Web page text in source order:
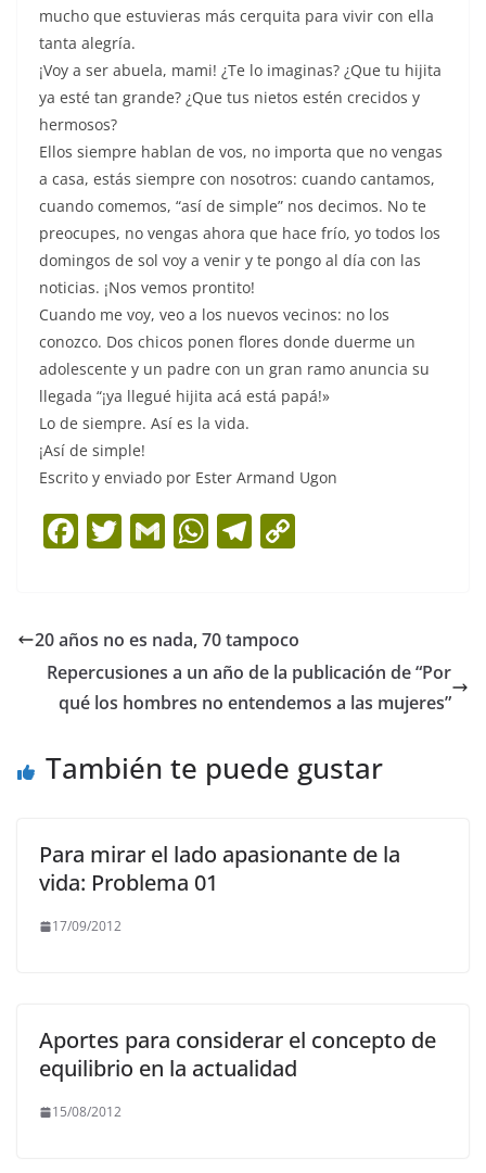
mucho que estuvieras más cerquita para vivir con ella
tanta alegría.
¡Voy a ser abuela, mami! ¿Te lo imaginas? ¿Que tu hijita
ya esté tan grande? ¿Que tus nietos estén crecidos y
hermosos?
Ellos siempre hablan de vos, no importa que no vengas
a casa, estás siempre con nosotros: cuando cantamos,
cuando comemos, “así de simple” nos decimos. No te
preocupes, no vengas ahora que hace frío, yo todos los
domingos de sol voy a venir y te pongo al día con las
noticias. ¡Nos vemos prontito!
Cuando me voy, veo a los nuevos vecinos: no los
conozco. Dos chicos ponen flores donde duerme un
adolescente y un padre con un gran ramo anuncia su
llegada “¡ya llegué hijita acá está papá!»
Lo de siempre. Así es la vida.
¡Así de simple!
Escrito y enviado por Ester Armand Ugon
F
e
b
o
k
T
er
G
l
W
s
A
p
T
gr
a
m
y
Li
n
20 años no es nada, 70 tampoco
Repercusiones a un año de la publicación de “Por
qué los hombres no entendemos a las mujeres”
También te puede gustar
Para mirar el lado apasionante de la
vida: Problema 01
17/09/2012
Aportes para considerar el concepto de
equilibrio en la actualidad
15/08/2012